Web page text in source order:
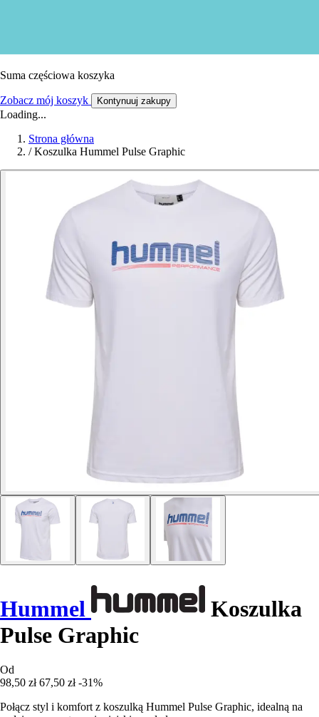
Suma częściowa koszyka
Zobacz mój koszyk Kontynuuj zakupy
Loading...
Strona główna
/ Koszulka Hummel Pulse Graphic
Hummel
Koszulka
Pulse Graphic
Od
98,50 zł 67,50 zł -31%
Połącz styl i komfort z koszulką Hummel Pulse Graphic, idealną na